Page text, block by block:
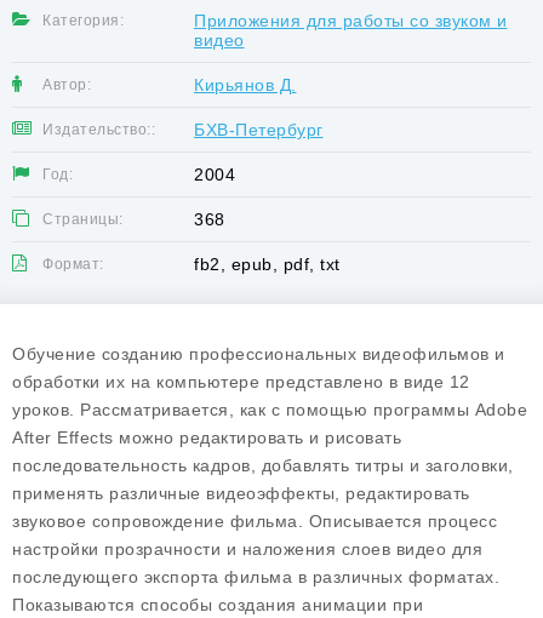
Категория:
Приложения для работы со звуком и
видео
Автор: Кирьянов Д.
Издательство:: БХВ-Петербург
Год: 2004
Страницы: 368
Формат: fb2, epub, pdf, txt
Обучение созданию профессиональных видеофильмов и
обработки их на компьютере представлено в виде 12
уроков. Рассматривается, как с помощью программы Adobe
After Effects можно редактировать и рисовать
последовательность кадров, добавлять титры и заголовки,
применять различные видеоэффекты, редактировать
звуковое сопровождение фильма. Описывается процесс
настройки прозрачности и наложения слоев видео для
последующего экспорта фильма в различных форматах.
Показываются способы создания анимации при